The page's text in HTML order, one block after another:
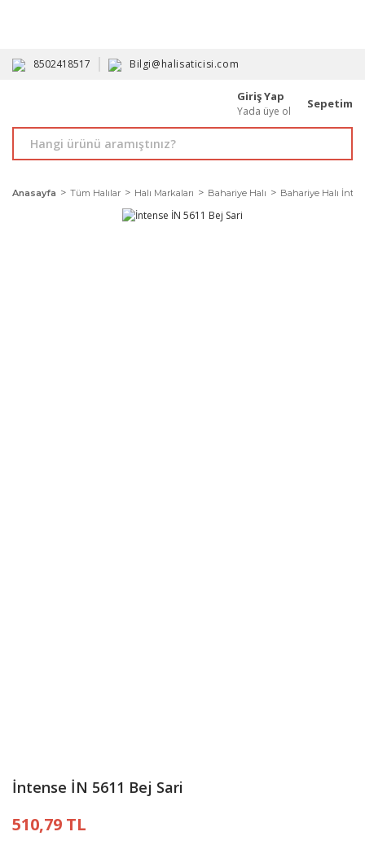
8502418517 Bilgi@halisaticisi.com
Giriş Yap
Yada üye ol
Sepetim
Anasayfa Tüm Halılar Halı Markaları Bahariye Halı Bahariye Halı
İntense İN 5611 Bej Sari
510,79 TL